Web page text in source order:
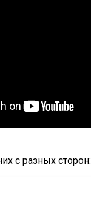
с разных сторон: